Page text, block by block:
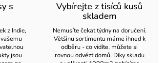
s
z Indie,
jsou
Vybírejte z tisíců kusů
skladem
Nemusíte čekat týdny na doručení.
Většinu sortimentu máme ihned k
odběru - co vidíte, můžete si
rovnou odvézt domů. Díky skladu